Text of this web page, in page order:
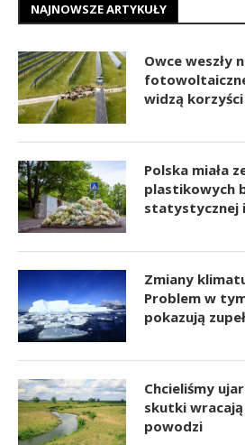
NAJNOWSZE ARTYKUŁY
Owce weszły
widzą korzyści
Polska miała
plastikowych
statystycznej
Zmiany
Problem w
pokazują
Chcieliśmy
skutki
powodzi